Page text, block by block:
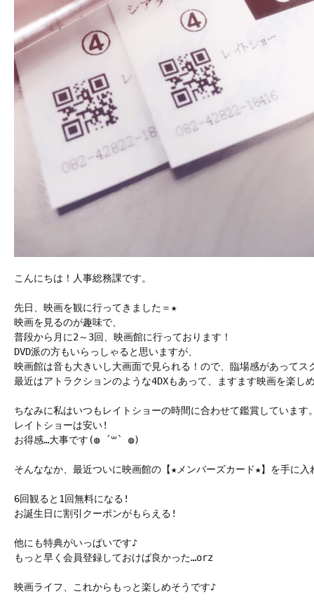
こんにちは！人事総務課です。
先日、映画を観に行ってきました＝★
映画を見るのが趣味で、
普段から月に2～3回、映画館に行っております！
DVD派の方もいらっしゃると思いますが、
映画館は音も大きいし大画面で見られる！ので、臨場感があってス
最近はアトラクションのような4DXもあって、ますます映画を楽し
ちなみに私はいつもレイトショーの時間に合わせて鑑賞しています
レイトショーは安い!
お得感…大事です(◍ ´꒳` ◍)
そんななか、最近ついに映画館の【★メンバーズカード★】を手に
6回観ると1回無料になる!
お誕生日に割引クーポンがもらえる!
他にも特典がいっぱいです♪
もっと早く会員登録しておけば良かった…orz
映画ライフ、これからもっと楽しめそうです♪